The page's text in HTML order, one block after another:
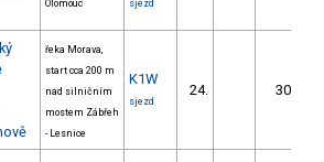
Olomouc
sjezd
řeka Morava,
start cca 200 m
nad silničním
mostem Zábřeh
- Lesnice
K1W
sjezd
24. 30.36